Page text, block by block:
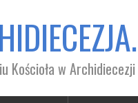
Kościoła w